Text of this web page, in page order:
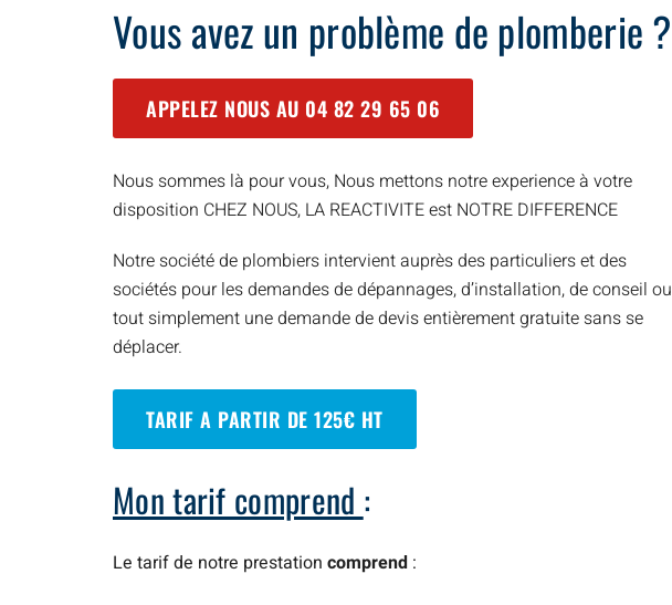
Vous avez un problème de plomberie ?
APPELEZ NOUS AU 04 82 29 65 06
Nous sommes là pour vous, Nous mettons notre experience à votre
disposition CHEZ NOUS, LA REACTIVITE est NOTRE DIFFERENCE
Notre société de plombiers intervient auprès des particuliers et des
sociétés pour les demandes de dépannages, d’installation, de conseil ou
tout simplement une demande de devis entièrement gratuite sans se
déplacer.
TARIF A PARTIR DE 125€ HT
Mon tarif comprend :
Le tarif de notre prestation comprend :